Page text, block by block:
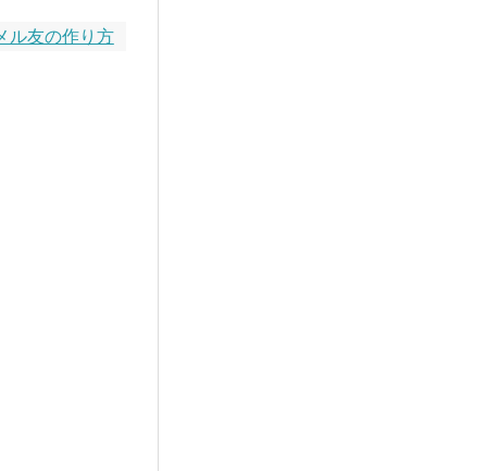
ル友の作り方